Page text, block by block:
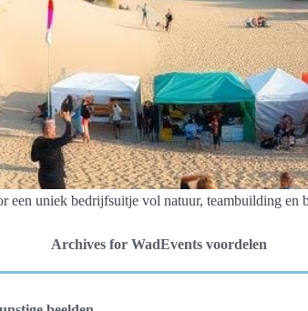
uniek bedrijfsuitje vol natuur, teambuilding en
Archives for WadEvents voordelen